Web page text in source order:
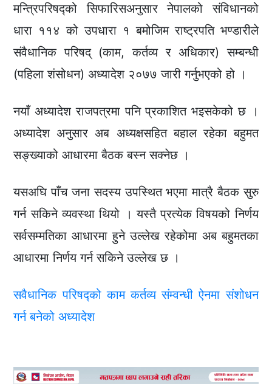
मन्त्रिपरिषद्को सिफारिसअनुसार नेपालको संविधानको
धारा ११४ को उपधारा १ बमोजिम राष्ट्रपति भण्डारीले
संवैधानिक परिषद् (काम, कर्तव्य र अधिकार) सम्बन्धी
(पहिला शंसोधन) अध्यादेश २०७७ जारी गर्नुभएको हो ।
नयाँ अध्यादेश राजपत्रमा पनि प्रकाशित भइसकेको छ ।
अध्यादेश अनुसार अब अध्यक्षसहित बहाल रहेका बहुमत
सङ्ख्याको आधारमा बैठक बस्न सक्नेछ ।
यसअघि पाँच जना सदस्य उपस्थित भएमा मात्रै बैठक सुरु
गर्न सकिने व्यवस्था थियो । यस्तै प्रत्येक विषयको निर्णय
सर्वसम्मतिका आधारमा हुने उल्लेख रहेकोमा अब बहुमतका
आधारमा निर्णय गर्न सकिने उल्लेख छ ।
सवैधानिक परिषद्को काम कर्तव्य संम्वन्धी ऐनमा संशोधन
गर्न बनेको अध्यादेश